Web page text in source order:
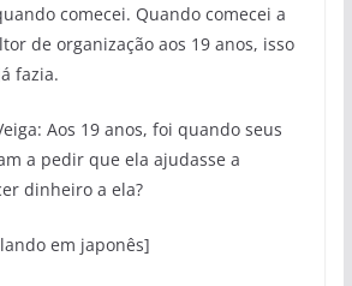
comecei. Quando comecei a
de organização aos 19 anos, isso
fazia.
Aos 19 anos, foi quando seus
a pedir que ela ajudasse a
dinheiro a ela?
em japonês]